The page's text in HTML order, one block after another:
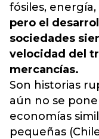
fósiles,
pero el
sociedades
velocidad del
mercancías.
Son historias
aún no se
economías
pequeñas